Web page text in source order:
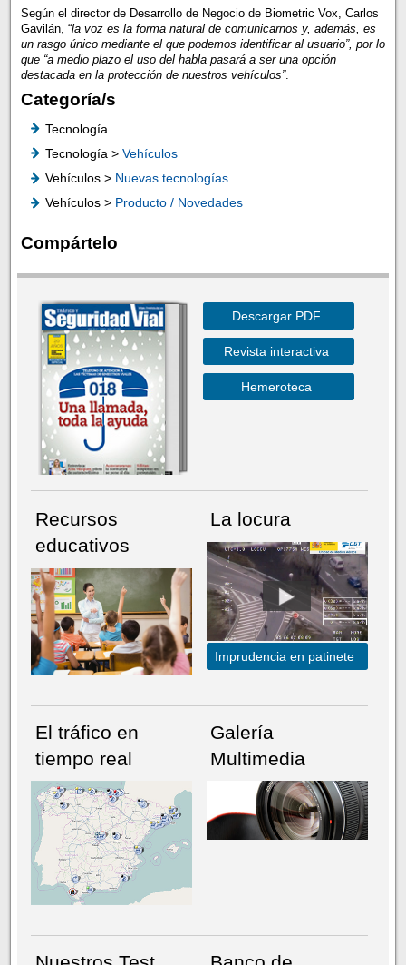
Según el director de Desarrollo de Negocio de Biometric Vox, Carlos
Gavilán, “la voz es la forma natural de comunicarnos y, además, es
un rasgo único mediante el que podemos identificar al usuario”, por lo
que “a medio plazo el uso del habla pasará a ser una opción
destacada en la protección de nuestros vehículos”.
Categoría/s
Tecnología
Tecnología > Vehículos
Vehículos > Nuevas tecnologías
Vehículos > Producto / Novedades
Compártelo
NÚMERO ACTUALHEMEROTECA
Descargar PDF
Revista interactiva
Hemeroteca
Recursos
educativos
La locura
Imprudencia en patinete
El tráfico en
tiempo real
Galería
Multimedia